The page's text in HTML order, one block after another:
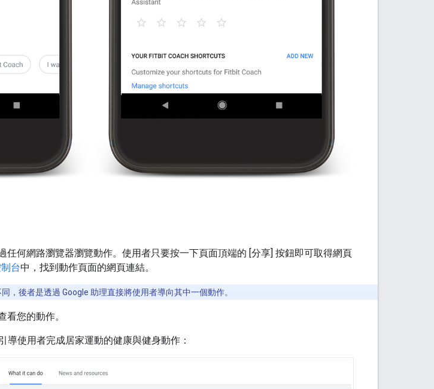
任何網路瀏覽器瀏覽動作。使用者只要按一下頁面頂端的 [分享] 按鈕即可取得網頁
台中，找到動作頁面的網頁連結。
同，後者是透過 Google 助理直接將使用者導向其中一個動作。
看您的動作。
導使用者完成居家運動的健康與健身動作：